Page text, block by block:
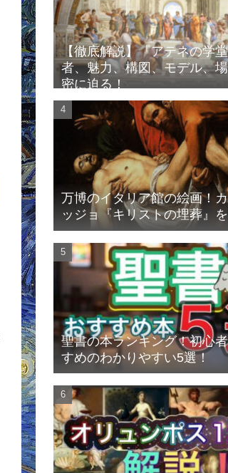
【徹底解説】『アテネの学
者、魅力、構図、モデル、
密に迫る！
万博のイタリア館の絵画！
ッジョ『キリストの埋葬』
聖書の本ランキング！初心
すめのわかりやすい5選！